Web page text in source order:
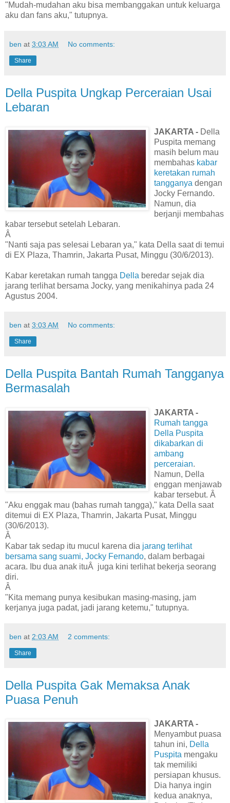
"Mudah-mudahan aku bisa membanggakan untuk keluarga
aku dan fans aku," tutupnya.
ben at 3:03 AM No comments:
Share
Della Puspita Ungkap Perceraian Usai
Lebaran
JAKARTA - Della
Puspita memang
masih belum mau
membahas kabar
keretakan rumah
tangganya dengan
Jocky Fernando.
Namun, dia
berjanji membahas
kabar tersebut setelah Lebaran.
Â
"Nanti saja pas selesai Lebaran ya," kata Della saat di temui
di EX Plaza, Thamrin, Jakarta Pusat, Minggu (30/6/2013).
Kabar keretakan rumah tangga Della beredar sejak dia
jarang terlihat bersama Jocky, yang menikahinya pada 24
Agustus 2004.
ben at 3:03 AM No comments:
Share
Della Puspita Bantah Rumah Tangganya
Bermasalah
JAKARTA -
Rumah tangga
Della Puspita
dikabarkan di
ambang
perceraian.
Namun, Della
enggan menjawab
kabar tersebut. Â
"Aku enggak mau (bahas rumah tangga)," kata Della saat
ditemui di EX Plaza, Thamrin, Jakarta Pusat, Minggu
(30/6/2013).
Â
Kabar tak sedap itu mucul karena dia jarang terlihat
bersama sang suami, Jocky Fernando, dalam berbagai
acara. Ibu dua anak ituÂ juga kini terlihat bekerja seorang
diri.
Â
"Kita memang punya kesibukan masing-masing, jam
kerjanya juga padat, jadi jarang ketemu," tutupnya.
ben at 2:03 AM 2 comments:
Share
Della Puspita Gak Memaksa Anak
Puasa Penuh
JAKARTA -
Menyambut puasa
tahun ini, Della
Puspita mengaku
tak memiliki
persiapan khusus.
Dia hanya ingin
kedua anaknya,